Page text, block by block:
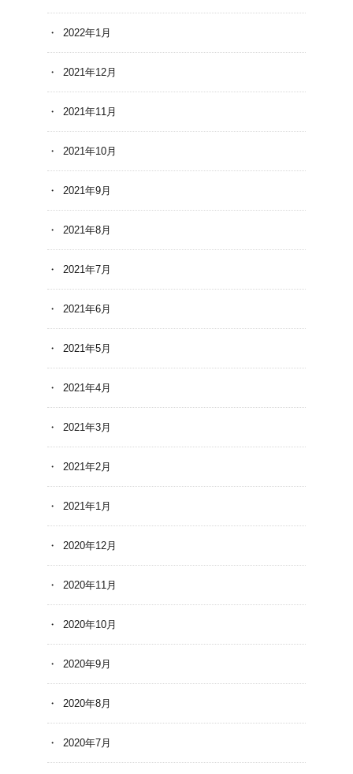
2022年1月
2021年12月
2021年11月
2021年10月
2021年9月
2021年8月
2021年7月
2021年6月
2021年5月
2021年4月
2021年3月
2021年2月
2021年1月
2020年12月
2020年11月
2020年10月
2020年9月
2020年8月
2020年7月